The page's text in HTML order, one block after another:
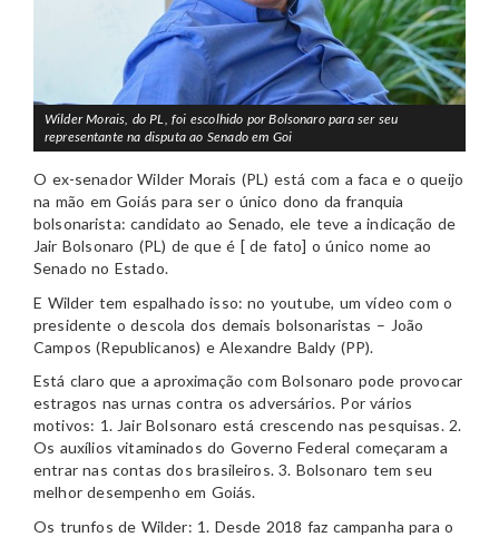
Wilder Morais, do PL, foi escolhido por Bolsonaro para ser seu
representante na disputa ao Senado em Goi
O ex-senador Wilder Morais (PL) está com a faca e o queijo
na mão em Goiás para ser o único dono da franquia
bolsonarista: candidato ao Senado, ele teve a indicação de
Jair Bolsonaro (PL) de que é [ de fato] o único nome ao
Senado no Estado.
E Wilder tem espalhado isso: no youtube, um vídeo com o
presidente o descola dos demais bolsonaristas – João
Campos (Republicanos) e Alexandre Baldy (PP).
Está claro que a aproximação com Bolsonaro pode provocar
estragos nas urnas contra os adversários. Por vários
motivos: 1. Jair Bolsonaro está crescendo nas pesquisas. 2.
Os auxílios vitaminados do Governo Federal começaram a
entrar nas contas dos brasileiros. 3. Bolsonaro tem seu
melhor desempenho em Goiás.
Os trunfos de Wilder: 1. Desde 2018 faz campanha para o